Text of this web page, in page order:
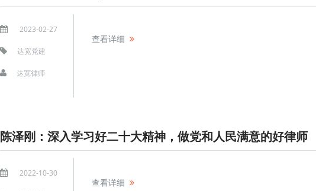
2023-02-27
达宽党建
达宽律师
查看详细
陈泽刚：深入学习好二十大精神，做党和人民满意的好律师
2022-10-30
查看详细